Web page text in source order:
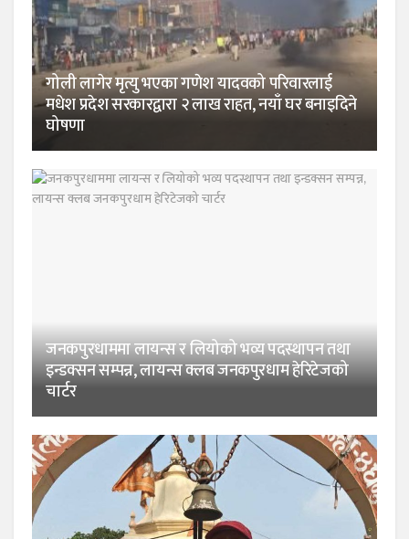
गोली लागेर मृत्यु भएका गणेश यादवको परिवारलाई
मधेश प्रदेश सरकारद्वारा २ लाख राहत, नयाँ घर बनाइदिने
घोषणा
जनकपुरधाममा लायन्स र लियोको भव्य पदस्थापन तथा
इन्डक्सन सम्पन्न, लायन्स क्लब जनकपुरधाम हेरिटेजको
चार्टर